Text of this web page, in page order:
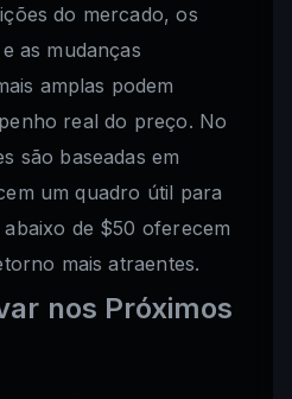
do mercado, os
as mudanças
amplas podem
real do preço. No
são baseadas em
um quadro útil para
de $50 oferecem
mais atraentes.
nos Próximos